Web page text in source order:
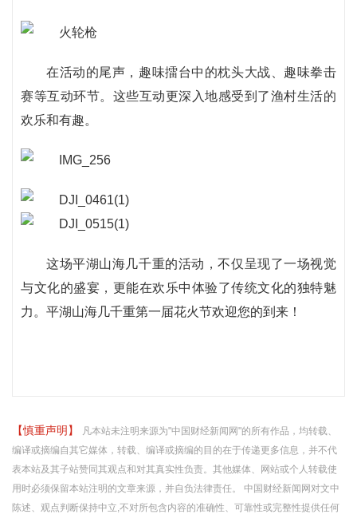
在活动的尾声，趣味擂台中的枕头大战、趣味拳击
赛等互动环节。这些互动更深入地感受到了渔村生活的
欢乐和有趣。
这场平湖山海几千重的活动，不仅呈现了一场视觉
与文化的盛宴，更能在欢乐中体验了传统文化的独特魅
力。平湖山海几千重第一届花火节欢迎您的到来！
【慎重声明】
凡本站未注明来源为"中国财经新闻网"的所有作品，均转载、
编译或摘编自其它媒体，转载、编译或摘编的目的在于传递更多信息，并不代
表本站及其子站赞同其观点和对其真实性负责。其他媒体、网站或个人转载使
用时必须保留本站注明的文章来源，并自负法律责任。 中国财经新闻网对文中
陈述、观点判断保持中立,不对所包含内容的准确性、可靠性或完整性提供任何